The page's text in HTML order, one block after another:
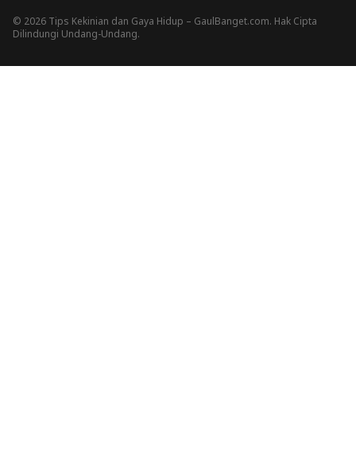
© 2026 Tips Kekinian dan Gaya Hidup – GaulBanget.com. Hak Cipta
Dilindungi Undang-Undang.